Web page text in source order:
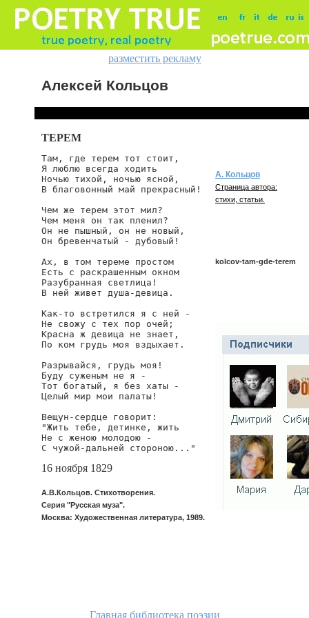
разместить рекламу
Алексей Кольцов
ТЕРЕМ
Там, где терем тот стоит,
Я люблю всегда ходить
Ночью тихой, ночью ясной,
В благовонный май прекрасный!
Чем же терем этот мил?
Чем меня он так пленил?
Он не пышный, он не новый,
Он бревенчатый - дубовый!
Ах, в том тереме простом
Есть с раскрашенным окном
Разубранная светлица!
В ней живет душа-девица.
Как-то встретился я с ней -
Не свожу с тех пор очей;
Красна ж девица не знает,
По ком грудь моя вздыхает.
Разрывайся, грудь моя!
Буду суженым не я -
Тот богатый, я без хаты -
Целый мир мои палаты!
Вещун-сердце говорит:
"Жить тебе, детинке, жить
Не с женою молодою -
С чужой-дальней стороною..."
16 ноября 1829
А.В.Кольцов. Стихотворения.
Серия "Русская муза".
Москва: Художественная литература, 1989.
А. Кольцов
Страница автора:
стихи, статьи.
kolcov-tam-gde-terem
Главная библиотека поэзии